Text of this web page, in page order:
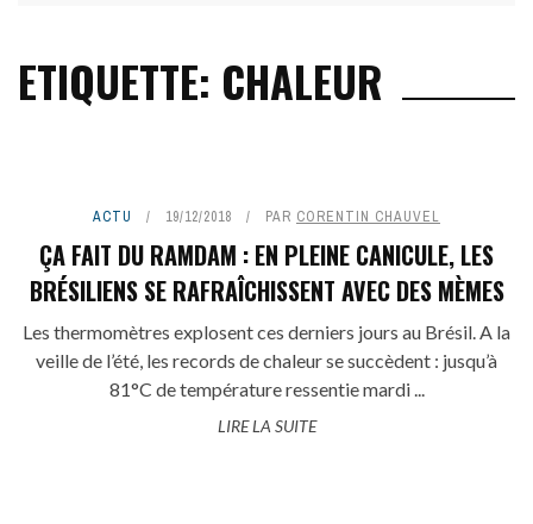
ETIQUETTE: CHALEUR
ACTU 19/12/2018 PAR CORENTIN CHAUVEL
ÇA FAIT DU RAMDAM : EN PLEINE CANICULE, LES
BRÉSILIENS SE RAFRAÎCHISSENT AVEC DES MÈMES
Les thermomètres explosent ces derniers jours au Brésil. A la
veille de l’été, les records de chaleur se succèdent : jusqu’à
81°C de température ressentie mardi ...
LIRE LA SUITE